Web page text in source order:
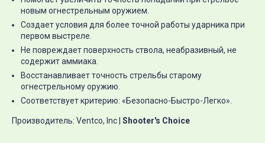
новым огнестрельным оружием.
Создает условия для более точной работы ударника при
первом выстреле.
Не повреждает поверхность ствола, неабразивный, не
содержит аммиака.
Восстанавливает точность стрельбы старому
огнестрельному оружию.
Соответствует критерию: «Безопасно-Быстро-Легко».
Производитель: Ventco, Inc | Shooter's Choice